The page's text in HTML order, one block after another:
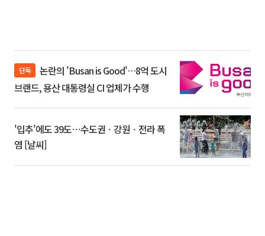
단독
브랜드, 용산 대통령실 CI 업체가 수행
'입추'에도 39도⋯수도권ㆍ강원ㆍ전라 폭
염 [날씨]